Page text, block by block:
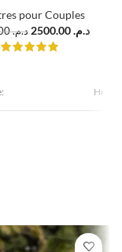
pour Couples
د.م.5500.00 د.م.
Hugo
Verre